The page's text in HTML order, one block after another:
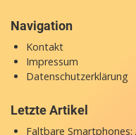
Navigation
Kontakt
Impressum
Datenschutzerklärung
Letzte Artikel
Faltbare